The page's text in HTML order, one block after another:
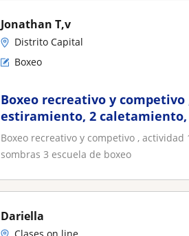
Jonathan T,v
Distrito Capital
Boxeo
Boxeo recreativo y competivo
estiramiento, 2
de sombras 3 escuela de
Boxeo recreativo y competivo ,
sombras 3 escuela de boxeo
Dariella